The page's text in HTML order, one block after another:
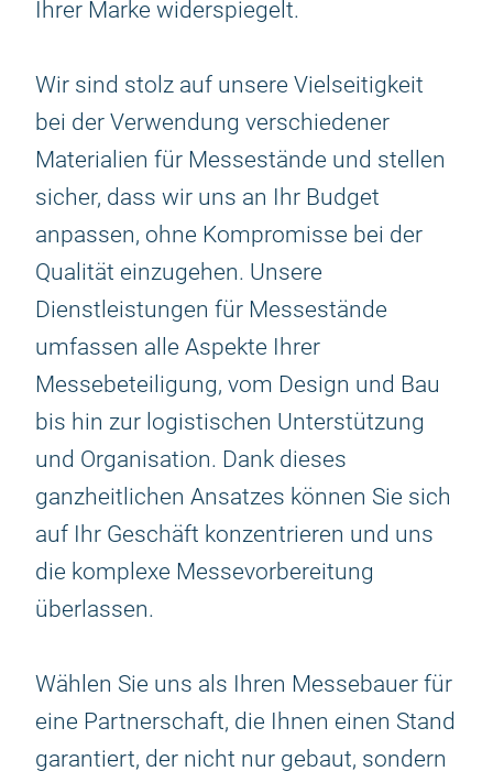
Ihrer Marke widerspiegelt.
Wir sind stolz auf unsere Vielseitigkeit
bei der Verwendung verschiedener
Materialien für Messestände und stellen
sicher, dass wir uns an Ihr Budget
anpassen, ohne Kompromisse bei der
Qualität einzugehen. Unsere
Dienstleistungen für Messestände
umfassen alle Aspekte Ihrer
Messebeteiligung, vom Design und Bau
bis hin zur logistischen Unterstützung
und Organisation. Dank dieses
ganzheitlichen Ansatzes können Sie sich
auf Ihr Geschäft konzentrieren und uns
die komplexe Messevorbereitung
überlassen.
Wählen Sie uns als Ihren Messebauer für
eine Partnerschaft, die Ihnen einen Stand
garantiert, der nicht nur gebaut, sondern